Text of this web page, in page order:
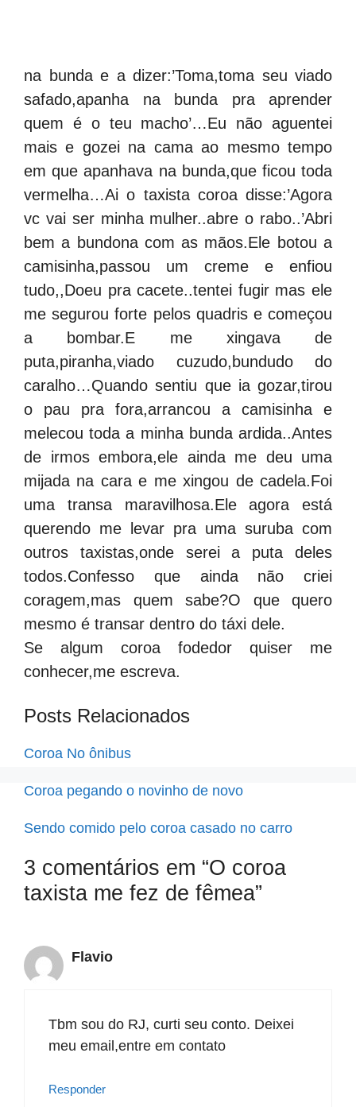
na bunda e a dizer:’Toma,toma seu viado
safado,apanha na bunda pra aprender
quem é o teu macho’…Eu não aguentei
mais e gozei na cama ao mesmo tempo
em que apanhava na bunda,que ficou toda
vermelha…Ai o taxista coroa disse:’Agora
vc vai ser minha mulher..abre o rabo..’Abri
bem a bundona com as mãos.Ele botou a
camisinha,passou um creme e enfiou
tudo,,Doeu pra cacete..tentei fugir mas ele
me segurou forte pelos quadris e começou
a bombar.E me xingava de
puta,piranha,viado cuzudo,bundudo do
caralho…Quando sentiu que ia gozar,tirou
o pau pra fora,arrancou a camisinha e
melecou toda a minha bunda ardida..Antes
de irmos embora,ele ainda me deu uma
mijada na cara e me xingou de cadela.Foi
uma transa maravilhosa.Ele agora está
querendo me levar pra uma suruba com
outros taxistas,onde serei a puta deles
todos.Confesso que ainda não criei
coragem,mas quem sabe?O que quero
mesmo é transar dentro do táxi dele.
Se algum coroa fodedor quiser me
conhecer,me escreva.
Posts Relacionados
Coroa No ônibus
Coroa pegando o novinho de novo
Sendo comido pelo coroa casado no carro
3 comentários em “O coroa
taxista me fez de fêmea”
Flavio
Tbm sou do RJ, curti seu conto. Deixei
meu email,entre em contato
Responder